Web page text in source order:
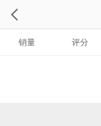
销量 评分